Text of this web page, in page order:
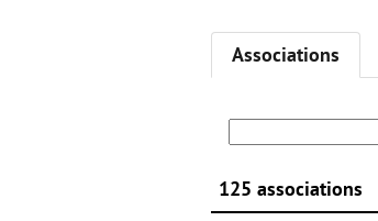
Associations
125 associations